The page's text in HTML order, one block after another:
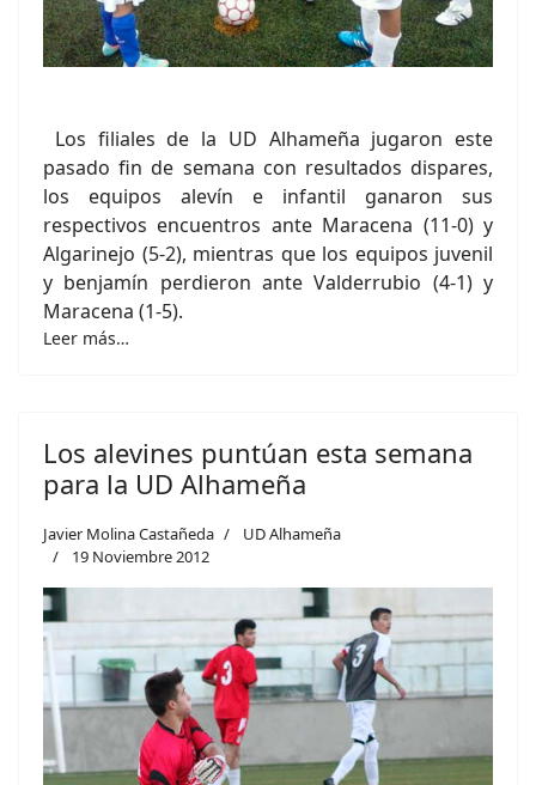
Los filiales de la UD Alhameña jugaron este
pasado fin de semana con resultados dispares,
los equipos alevín e infantil ganaron sus
respectivos encuentros ante Maracena (11-0) y
Algarinejo (5-2), mientras que los equipos juvenil
y benjamín perdieron ante Valderrubio (4-1) y
Maracena (1-5).
Leer más…
Los alevines puntúan esta semana
para la UD Alhameña
Javier Molina Castañeda
UD Alhameña
19 Noviembre 2012